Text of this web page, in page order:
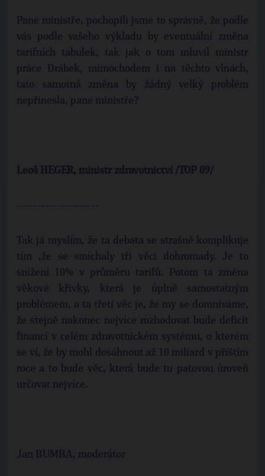
Pane ministře, pochopili jsme to správně, že podle
vás podle vašeho výkladu by eventuální změna
tarifních tabulek, tak jak o tom mluvil ministr
práce Drábek, mimochodem i na těchto vlnách,
tato samotná změna by žádný velký problém
nepřinesla, pane ministře?
Leoš HEGER, ministr zdravotnictví /TOP 09/
--------------------
Tak já myslím, že ta debata se strašně komplikuje
tím ,že se smíchaly tři věci dohromady. Je to
snížení 10% v průměru tarifů. Potom ta změna
věkové křivky, která je úplně samostatným
problémem, a ta třetí věc je, že my se domníváme,
že stejně nakonec nejvíce rozhodovat bude deficit
financí v celém zdravotnickém systému, o kterém
se ví, že by mohl dosáhnout až 10 miliard v příštím
roce a to bude věc, která bude tu patovou úroveň
určovat nejvíce.
Jan BUMBA, moderátor